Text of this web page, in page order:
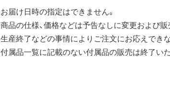
お届け日時の指定はできません。
商品の仕様、価格などは予告なしに変更および
生産終了などの事情によりご注文にお応えでき
付属品一覧に記載のない付属品の販売は終了い